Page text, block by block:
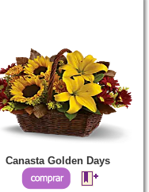
Canasta Golden Days